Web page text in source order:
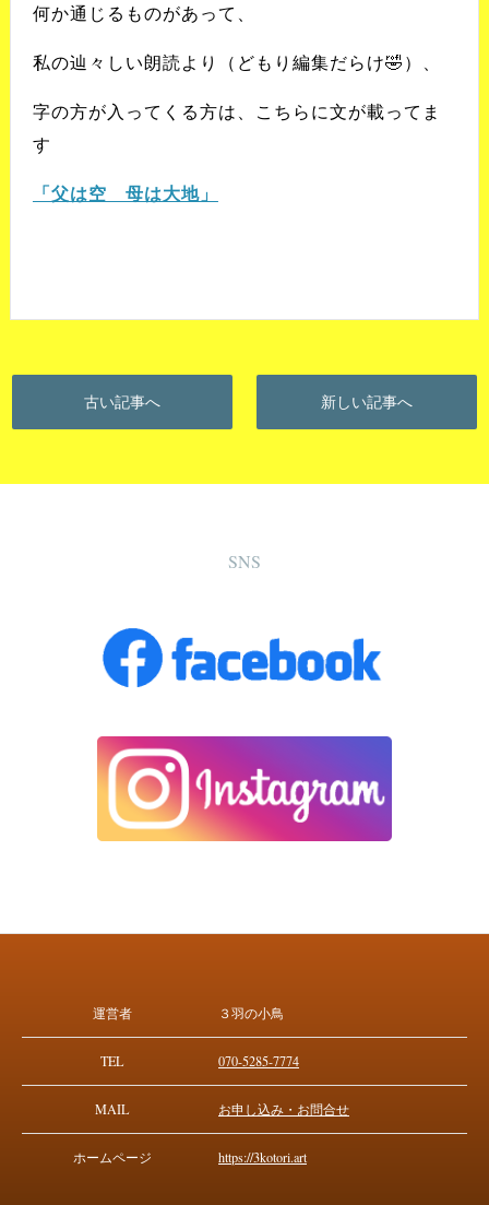
何か通じるものがあって、
私の辿々しい朗読より （どもり編集だらけ🤣）、
字の方が入ってくる方は、 こちらに文が載ってま
す
「父は空 母は大地」
古い記事へ 新しい記事へ
SNS
運営者 ３羽の小鳥
TEL 070-5285-7774
MAIL お申し込み・お問合せ
ホームページ https://3kotori.art